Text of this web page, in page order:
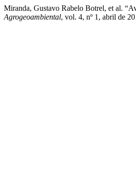
Miranda, Gustavo Rabelo Botrel, et al.
Agrogeoambiental, vol. 4, nº 1, abril de